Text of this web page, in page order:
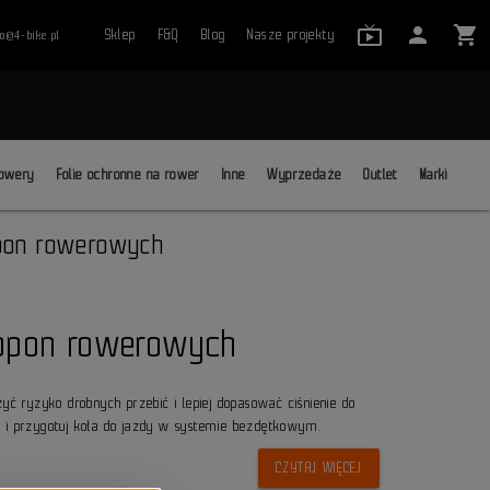
bike.pl Sklep F&Q Blog Nasze projekty live_tv_24
person shopping_cart
Folie ochronne na rower Inne Wyprzedaże Outlet Marki
rowerowych
rowerowych
ryzyko drobnych przebić i lepiej dopasować ciśnienie do
koła do jazdy w systemie bezdętkowym.
CZYTAJ WIĘCEJ